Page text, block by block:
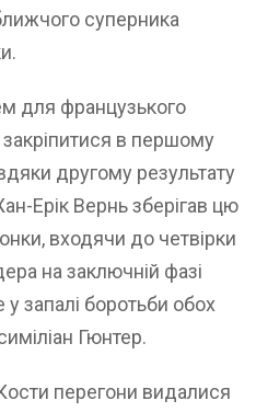
суперника
для французького
в першому
другому результату
Ерік Вернь зберігав цю
входячи до четвірки
на заключній фазі
запалі боротьби обох
Гюнтер.
перегони видалися